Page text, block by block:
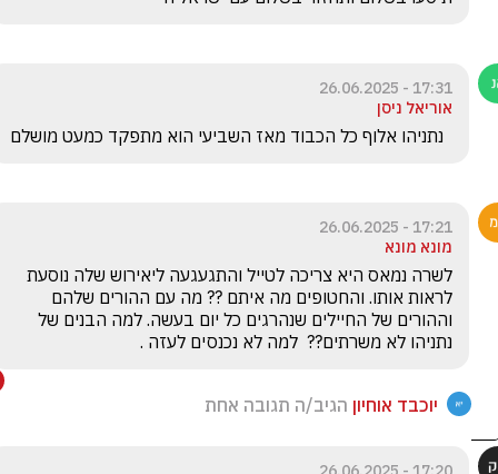
17:31 - 26.06.2025
אוריאל ניסן
17:21 - 26.06.2025
מונא מונא
נתניהו לא משרתים??  למה לא נכנסים לעזה .
יוכבד אוחיון הגיב/ה תגובה אחת